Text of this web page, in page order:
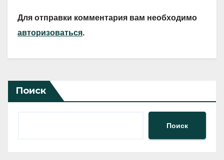
Для отправки комментария вам необходимо
авторизоваться.
Поиск
Поиск